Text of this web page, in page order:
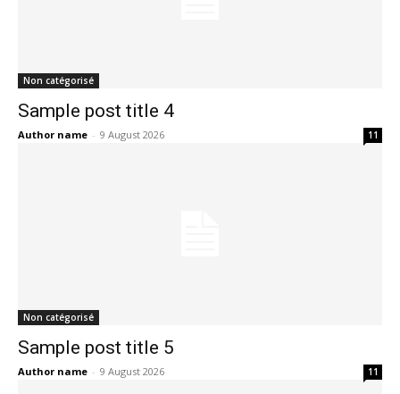
Non catégorisé
Sample post title 4
Author name - 9 August 2026 11
Non catégorisé
Sample post title 5
Author name - 9 August 2026 11